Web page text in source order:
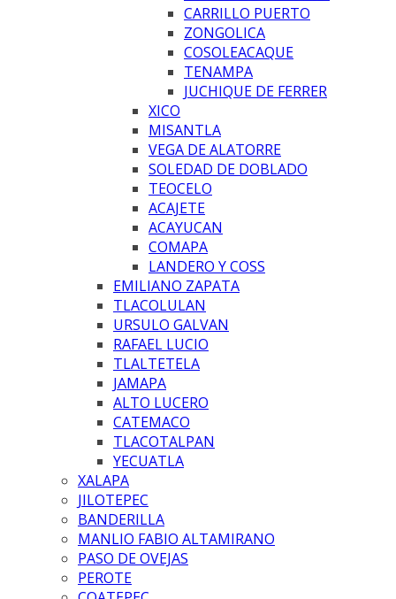
CARRILLO PUERTO
ZONGOLICA
COSOLEACAQUE
TENAMPA
JUCHIQUE DE FERRER
XICO
MISANTLA
VEGA DE ALATORRE
SOLEDAD DE DOBLADO
TEOCELO
ACAJETE
ACAYUCAN
COMAPA
LANDERO Y COSS
EMILIANO ZAPATA
TLACOLULAN
URSULO GALVAN
RAFAEL LUCIO
TLALTETELA
JAMAPA
ALTO LUCERO
CATEMACO
TLACOTALPAN
YECUATLA
XALAPA
JILOTEPEC
BANDERILLA
MANLIO FABIO ALTAMIRANO
PASO DE OVEJAS
PEROTE